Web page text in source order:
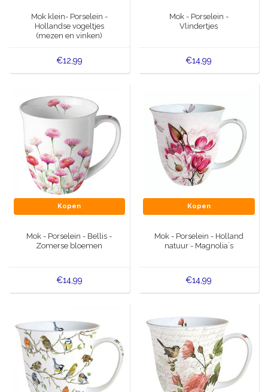
Wens & Ansichtkaarten
Koninghuis artikelen
Wandborden - Gekleurd en Delfts blauw
Peper en Zout stelletjes
Speelkaarten
Delfts blauwe magneten
Mok klein- Porselein -
Hollandse vogeltjes
(mezen en vinken)
€12,99
Mok - Porselein -
Vlindertjes
€14,99
Kopen
Mok - Porselein - Bellis -
Zomerse bloemen
€14,99
Kopen
Mok - Porselein - Holland
natuur - Magnolia`s
€14,99